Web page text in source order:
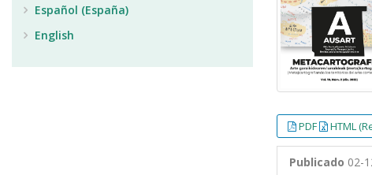
PDF HTML
Publicado 02-
Español (España)
English